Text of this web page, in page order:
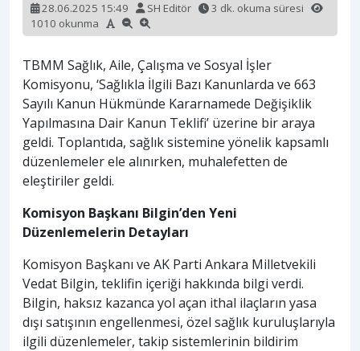
28.06.2025 15:49 SH Editör
3 dk. okuma süresi
1010 okunma
TBMM Sağlık, Aile, Çalışma ve Sosyal İşler
Komisyonu, ‘Sağlıkla İlgili Bazı Kanunlarda ve 663
Sayılı Kanun Hükmünde Kararnamede Değişiklik
Yapılmasına Dair Kanun Teklifi’ üzerine bir araya
geldi. Toplantıda, sağlık sistemine yönelik kapsamlı
düzenlemeler ele alınırken, muhalefetten de
eleştiriler geldi.
Komisyon Başkanı Bilgin’den Yeni
Düzenlemelerin Detayları
Komisyon Başkanı ve AK Parti Ankara Milletvekili
Vedat Bilgin, teklifin içeriği hakkında bilgi verdi.
Bilgin, haksız kazanca yol açan ithal ilaçların yasa
dışı satışının engellenmesi, özel sağlık kuruluşlarıyla
ilgili düzenlemeler, takip sistemlerinin bildirim